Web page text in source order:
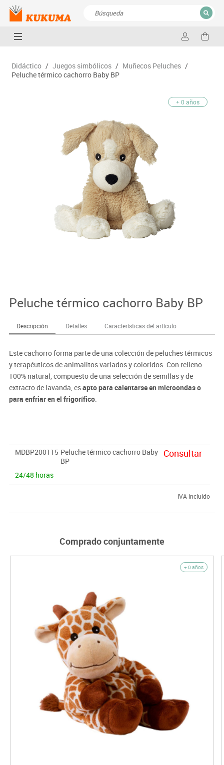
CERRAR
Didáctico / Juegos simbólicos / Muñecos Peluches /
Peluche térmico cachorro Baby BP
+ 0 años
Peluche térmico cachorro Baby BP
Descripción Detalles Características del artículo
Este cachorro forma parte de una colección de peluches térmicos
y terapéuticos de animalitos variados y coloridos. Con relleno
100% natural, compuesto de una selección de semillas y de
extracto de lavanda, esapto para calentarse en microondas o
para enfriar en el frigorífico.
estos peluches son aptos para todas las edades.
MDBP200115 Peluche térmico cachorro Baby
BP
24/48 horas
Consultar
IVA incluido
Comprado conjuntamente
+ 0 años